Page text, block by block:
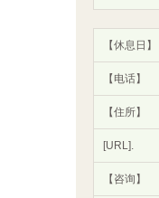
【休息日】
【电话】
【住所】
[URL].
【咨询】